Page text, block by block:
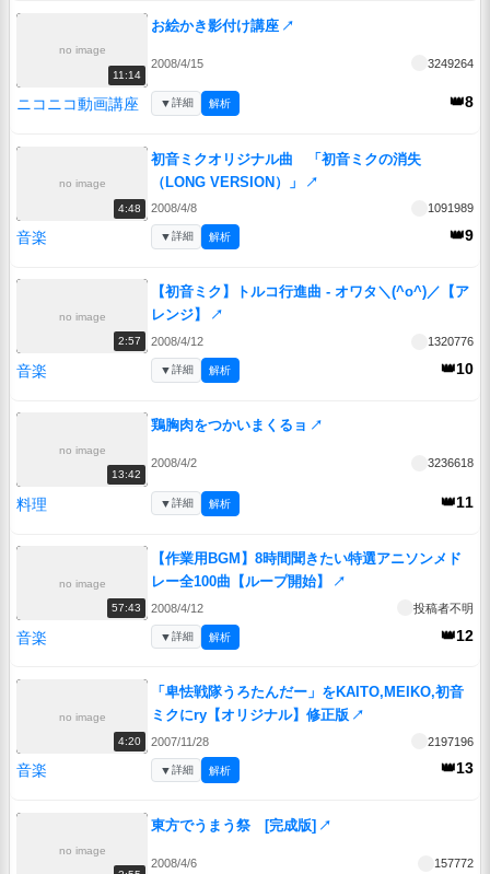
no image
11:14
お絵かき影付け講座 ↗
2008/4/15 3249264
ニコニコ動画講座 👑8
▼詳細 解析
no image
4:48
初音ミクオリジナル曲 「初音ミクの消失
（LONG VERSION）」
↗
2008/4/8 1091989
音楽 👑9
▼詳細 解析
no image
2:57
【初音ミク】トルコ行進曲 - オワタ＼(^o^)／【ア
レンジ】
↗
2008/4/12 1320776
音楽 👑10
▼詳細 解析
no image
13:42
鶏胸肉をつかいまくるョ ↗
2008/4/2 3236618
料理 👑11
▼詳細 解析
no image
57:43
【作業用BGM】8時間聞きたい特選アニソンメド
レー全100曲【ループ開始】
↗
2008/4/12 投稿者不明
音楽 👑12
▼詳細 解析
no image
4:20
「卑怯戦隊うろたんだー」をKAITO,MEIKO,初音
ミクにry【オリジナル】修正版 ↗
2007/11/28 2197196
音楽 👑13
▼詳細 解析
no image
東方でうまう祭 [完成版] ↗
2008/4/6 157772